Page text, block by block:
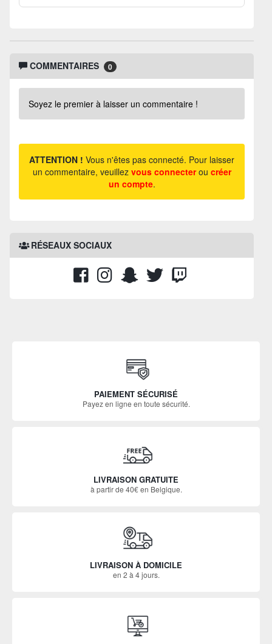
COMMENTAIRES 0
Soyez le premier à laisser un commentaire !
ATTENTION ! Vous n'êtes pas connecté. Pour laisser
un commentaire, veuillez vous connecterou créer
un compte.
RÉSEAUX SOCIAUX
PAIEMENT SÉCURISÉ
Payez en ligne en toute sécurité.
LIVRAISON GRATUITE
à partir de 40€ en Belgique.
LIVRAISON À DOMICILE
en 2 à 4 jours.